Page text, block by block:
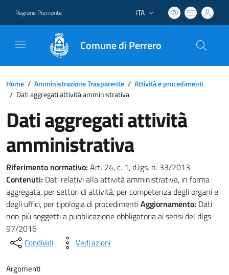
Regione Piemonte Lingua attiva:
ITA
Comune di Perrero
Home / Amministrazione Trasparente / Attività e procedimenti
/ Dati aggregati attività amministrativa
Dati aggregati attività
amministrativa
Riferimento normativo: Art. 24, c. 1, d.lgs. n. 33/2013
Contenuti: Dati relativi alla attività amministrativa, in forma
aggregata, per settori di attività, per competenza degli organi e
degli uffici, per tipologia di procedimentiAggiornamento: Dati
non più soggetti a pubblicazione obbligatoria ai sensi del dlgs
97/2016
Condividi Vedi azioni
Argomenti